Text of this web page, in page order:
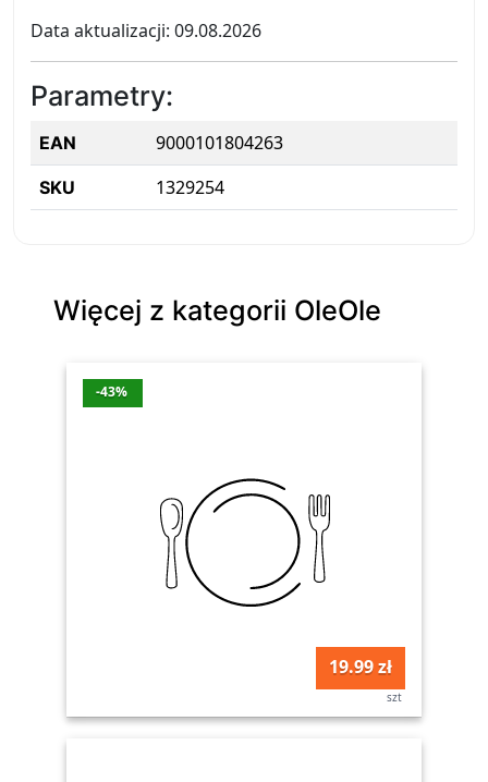
Data aktualizacji: 09.08.2026
Parametry:
EAN 9000101804263
SKU 1329254
Więcej z kategorii OleOle
-43%
19.99 zł
szt